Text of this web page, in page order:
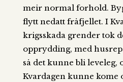
meir normal forhold.
flytt nedatt fråfjellet. I
krigsskada grender tok
opprydding, med
så det kunne bli leveleg,
Kvardagen kunne kome